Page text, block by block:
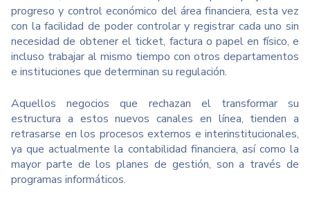
progreso y control económico del área financiera, esta vez
con la facilidad de poder controlar y registrar cada uno sin
necesidad de obtener el ticket, factura o papel en físico, e
incluso trabajar al mismo tiempo con otros departamentos
e instituciones que determinan su regulación.
Aquellos negocios que rechazan el transformar su
estructura a estos nuevos canales en línea, tienden a
retrasarse en los procesos externos e interinstitucionales,
ya que actualmente la contabilidad financiera, así como la
mayor parte de los planes de gestión, son a través de
programas informáticos.